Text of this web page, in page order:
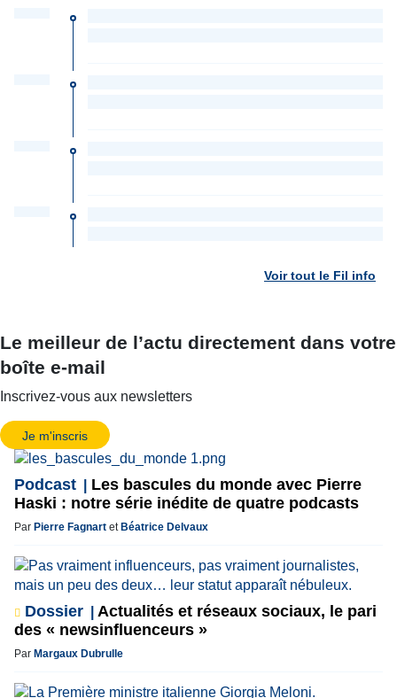
Voir tout le Fil info
Le meilleur de l’actu directement dans votre
boîte e-mail
Inscrivez-vous aux newsletters
Je m'inscris
Podcast
Les bascules du monde avec Pierre
Haski : notre série inédite de quatre podcasts
Par Pierre Fagnart et Béatrice Delvaux
Dossier
Actualités et réseaux sociaux, le pari
des « newsinfluenceurs »
Par Margaux Dubrulle